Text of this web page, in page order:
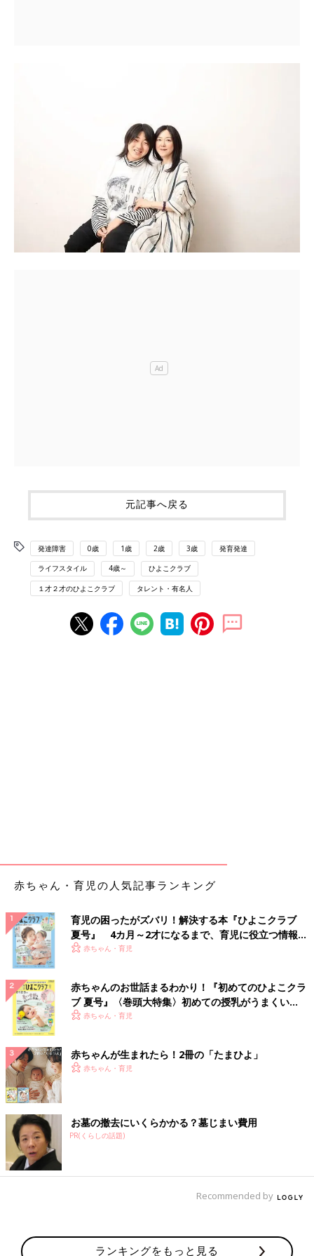
元記事へ戻る
発達障害 0歳 1歳 2歳 3歳 発育発達
ライフスタイル 4歳～ ひよこクラブ
１才２才のひよこクラブ タレント・有名人
赤ちゃん・育児の人気記事ランキング
育児の困ったがズバリ！解決する本『ひよこクラブ
夏号』 4カ月～2才になるまで、育児に役立つ情報が
いっぱい！
赤ちゃん・育児
赤ちゃんのお世話まるわかり！『初めてのひよこクラ
ブ 夏号』〈巻頭大特集〉初めての授乳がうまくい
く！ おっぱい・ミルクの基本と夏のトラブル 解決テ
赤ちゃん・育児
赤ちゃんが生まれたら！2冊の「たまひよ」
赤ちゃん・育児
お墓の撤去にいくらかかる？墓じまい費用
PR(くらしの話題)
Recommended by
ランキングをもっと見る